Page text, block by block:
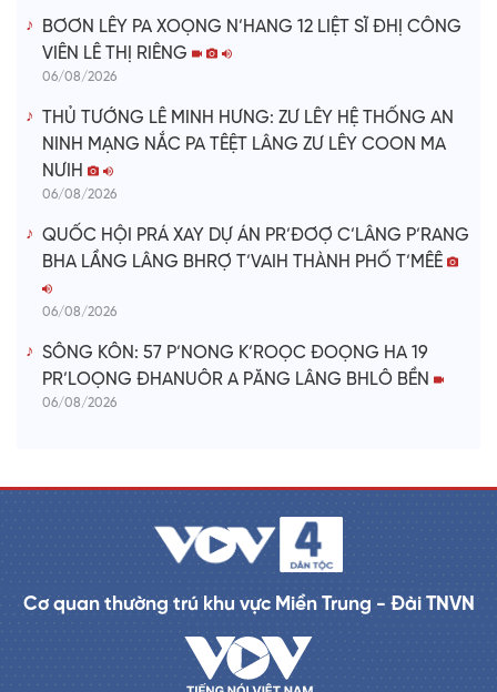
BƠƠN LÊY PA XOỌNG N’HANG 12 LIỆT SĨ ĐHỊ CÔNG
VIÊN LÊ THỊ RIÊNG
06/08/2026
THỦ TƯỚNG LÊ MINH HƯNG: ZƯ LÊY HỆ THỐNG AN
NINH MẠNG NẮC PA TÊỆT LÂNG ZƯ LÊY COON MA
NƯIH
06/08/2026
QUỐC HỘI PRÁ XAY DỰ ÁN PR’ĐƠỢ C’LÂNG P’RANG
BHA LẦNG LÂNG BHRỢ T’VAIH THÀNH PHỐ T’MÊÊ
06/08/2026
SÔNG KÔN: 57 P’NONG K’ROỌC ĐOỌNG HA 19
PR’LOỌNG ĐHANUÔR A PĂNG LÂNG BHLÔ BỀN
06/08/2026
Cơ quan thường trú khu vực Miền Trung - Đài TNVN